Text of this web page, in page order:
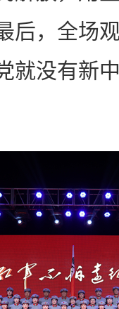
后，全场
就没有新